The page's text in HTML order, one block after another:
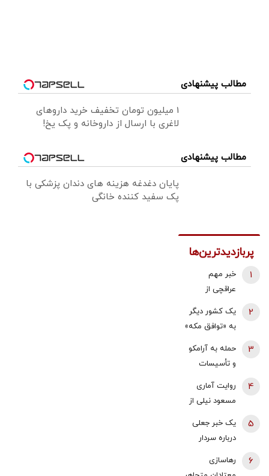
مطالب پیشنهادی
1 میلیون تومان تخفیف خرید داروهای
لاغری با ارسال از داروخانه و پک یخ!
مطالب پیشنهادی
پایان دغدغه هزینه های دندان پزشکی با
پک سفید کننده خانگی
پربازدیدترین‌ها
خبر مهم
عراقچی از
نیروهای نظامی
و دریایی ایران و
عمان درباره
تنگه هرمز
1
یک کشور دیگر
به «توافق مکه»
ترکیه خیال
کرد
2
حمله به آرامکو
و تأسیسات
واکنش وزارت
انرژی عربستان
به آتش سوزی
در پالایشگاه
3
روایت آماری
مسعود نیلی از
1405؛ نرخ ارز،
4
یک خبر جعلی
درباره سردار
بمب اتم/ این
5
رهاسازی
6